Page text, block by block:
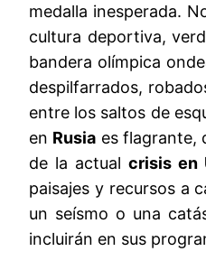
medalla inesperada.
cultura deportiva,
bandera olímpica
despilfarrados,
entre los saltos de
en Rusia es flagrante,
de la actualcrisis en
paisajes y recursos a
un seísmo o una
incluirán en sus